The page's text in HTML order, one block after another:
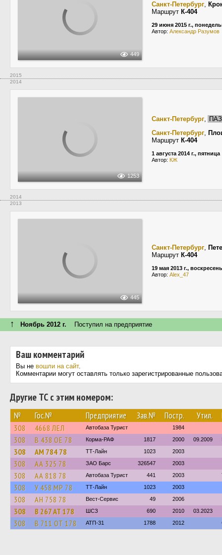
449
Санкт-Петербург,
Маршрут К-404
29 июня 2015 г.,
Автор: Александр Разумов
2015
2014
1253
Санкт-Петербург,
Санкт-Петербург,
Маршрут К-404
1 августа 2014 г., пятница
Автор: КЖ
2014
2013
445
Санкт-Петербург,
Маршрут К-404
19 мая 2013 г.,
Автор: Alex_47
↑ Ноябрь 2012 г. Поступил на предприятие
Ваш комментарий
Вы не вошли на сайт.
Комментарии могут оставлять только зарегистрированные
Другие ТС с этим номером:
№ Гос.№ Предприятие Зав.№ Постр. Утил.
308 4668 ЛЕЛ Автобаза Турист 1984
308 В 438 ОЕ 78 Корма-РАФ 1817 2000 09.2009
308 АМ 784 78 ТТ-Лайн 1023 2003
308 АА 325 78 ЗАО Барс 326547 2003
308 АА 818 78 Автобаза Турист 441 2003
308 У 458 МР 78 ТТ-Лайн 1023 2003
308 АН 758 78 Вест-Сервис 49 2006
308 В 267 АТ 178 ШСЗ 690 2010 03.2023
308 В 711 ОТ 178 АТП-31 1788 2012